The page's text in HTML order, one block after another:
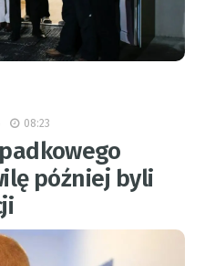
08:23
później byli